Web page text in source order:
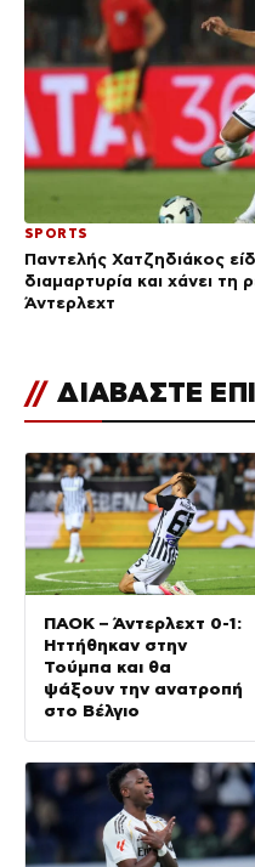
SPORTS
Παντελής Χατζηδιάκος
διαμαρτυρία και χάνει
Άντερλεχτ
// ΔΙΑΒΑΣΤΕ
ΠΑΟΚ – Άντερλεχτ 0-1:
Ηττήθηκαν στην
Τούμπα και θα
ψάξουν την ανατροπή
στο Βέλγιο